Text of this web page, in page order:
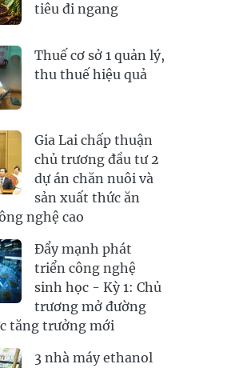
tiêu đi ngang
Thuế cơ sở 1 quản lý,
thu thuế hiệu quả
Gia Lai chấp thuận
chủ trương đầu tư 2
dự án chăn nuôi và
sản xuất thức ăn
nghệ cao
Đẩy mạnh phát
triển công nghệ
sinh học - Kỳ 1: Chủ
trương mở đường
tăng trưởng mới
3 nhà máy ethanol